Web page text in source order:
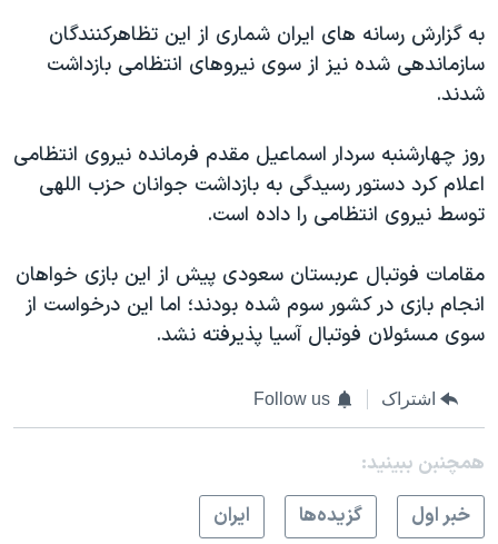
سفر پرزیدنت ترامپ به چین
به گزارش رسانه های ایران شماری از این تظاهرکنندگان
سازماندهی شده نیز از سوی نیروهای انتظامی بازداشت
شدند.
روز چهارشنبه سردار اسماعیل مقدم فرمانده نیروی انتظامی
اعلام کرد دستور رسیدگی به بازداشت جوانان حزب اللهی
توسط نیروی انتظامی را داده است.
مقامات فوتبال عربستان سعودی پیش از این بازی خواهان
انجام بازی در کشور سوم شده بودند؛ اما این درخواست از
سوی مسئولان فوتبال آسیا پذیرفته نشد.
اشتراک Follow us
همچنبن ببینید:
خبر اول
گزيده‌ها ايران